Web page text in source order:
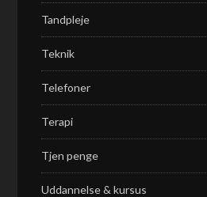
Tandpleje
Teknik
Telefoner
Terapi
Tjen penge
Uddannelse & kursus